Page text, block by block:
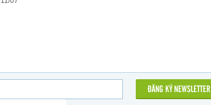
ĐĂNG KÝ NEWSLETTER